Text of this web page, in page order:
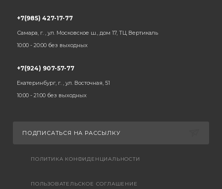
+7(985) 427-17-77
Самара, г. , ул. Московское ш., дом 17, ТЦ Вертикаль
10:00 - 20:00 без выходных
+7(924) 907-57-77
Екатеринбург, г. , ул. Восточная, 51
10:00 - 21:00 без выходных
ПОДПИСАТЬСЯ НА РАССЫЛКУ
ПОЛИТИКА КОНФИДЕНЦИАЛЬНОСТИ
ПОЛЬЗОВАТЕЛЬСКОЕ СОГЛАШЕНИЕ